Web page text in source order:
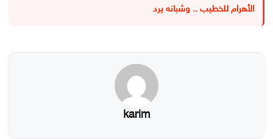
الأهرام للخطيب .. وشبانه يرد
karim